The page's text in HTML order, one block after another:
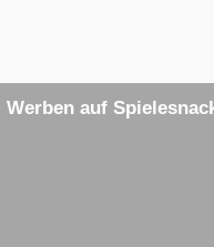
Werben auf